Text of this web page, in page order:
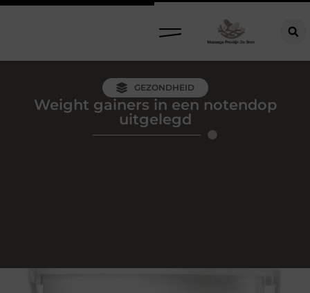
GEZONDHEID
Weight gainers in een notendop
uitgelegd